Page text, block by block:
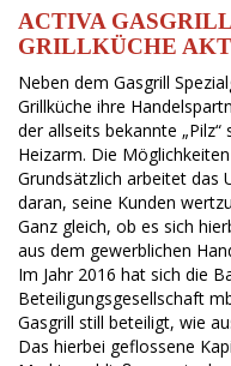
ACTIVA
GRILLKÜCHE
Neben dem Gasgrill
Grillküche ihre
der allseits bekannte
Heizarm. Die
Grundsätzlich arbeitet das
daran, seine Kunden
Ganz gleich, ob es sich
aus dem gewerblichen
Im Jahr 2016 hat sich die
Beteiligungsgesellschaft
Gasgrill still beteiligt, wie
Das hierbei geflossene